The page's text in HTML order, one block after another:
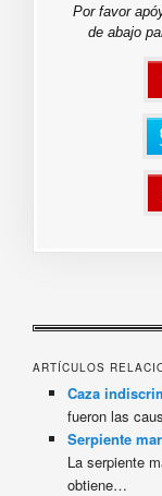
Por favor
de abajo
ARTÍCULOS
Caza
fueron las
Serpiente
La serpiente
obtiene…